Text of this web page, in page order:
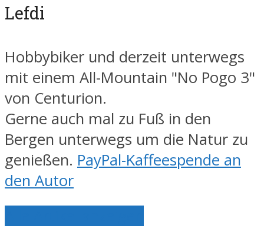
Lefdi
Hobbybiker und derzeit unterwegs
mit einem All-Mountain "No Pogo 3"
von Centurion.
Gerne auch mal zu Fuß in den
Bergen unterwegs um die Natur zu
genießen. PayPal-Kaffeespende an
den Autor